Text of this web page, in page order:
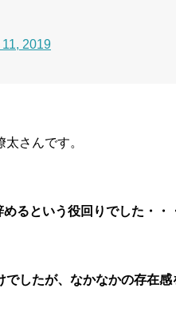
2019
さんです。
るという役回りでした・・
したが、なかなかの存在感